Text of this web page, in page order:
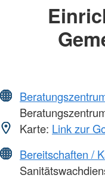
Karte: Link zur
Bereitschaften /